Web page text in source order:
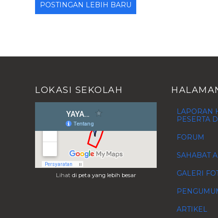
POSTINGAN LEBIH BARU
LOKASI SEKOLAH
Lihat di peta yang lebih besar
LAPORAN
PESERTA
FORUM
SAHABAT
GALERI
ARTIKEL